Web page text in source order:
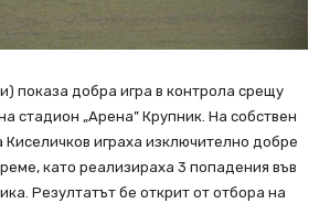
показа добра игра в контрола срещу
стадион „Арена” Крупник. На собствен
играха изключително добре
като реализираха 3 попадения във
Резултатът бе открит от отбора на